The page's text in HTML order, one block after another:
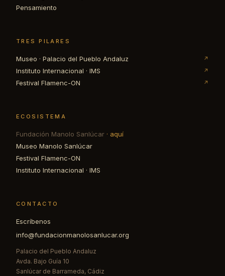
Pensamiento
TRES PILARES
Museo · Palacio del Pueblo Andaluz ↗
Instituto Internacional · IMS ↗
Festival Flamenc-ON ↗
ECOSISTEMA
Fundación Manolo Sanlúcar · aquí
Museo Manolo Sanlúcar
Festival Flamenc-ON
Instituto Internacional · IMS
CONTACTO
Escríbenos
info@fundacionmanolosanlucar.org
Palacio del Pueblo Andaluz
Avda. Bajo Guía 10
Sanlúcar de Barrameda, Cádiz